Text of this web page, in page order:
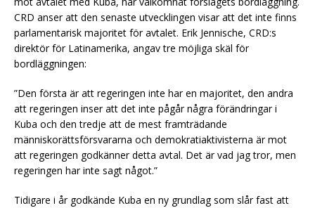
CRD anser att den senaste utvecklingen visar att det inte finns
parlamentarisk majoritet för avtalet. Erik Jennische, CRD:s
direktör för Latinamerika, angav tre möjliga skäl för
bordläggningen:
”Den första är att regeringen inte har en majoritet, den andra
att regeringen inser att det inte pågår några förändringar i
Kuba och den tredje att de mest framträdande
människorättsförsvararna och demokratiaktivisterna är mot
att regeringen godkänner detta avtal. Det är vad jag tror, men
regeringen har inte sagt något.”
Tidigare i år godkände Kuba en ny grundlag som slår fast att